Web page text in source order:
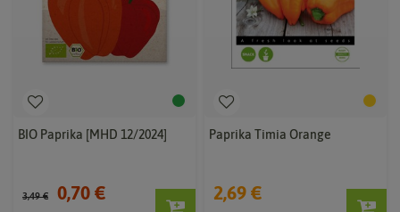
BIO Paprika [MHD 12/2024]
3,49 € 0,70 €
Paprika Timia Orange
2,69 €